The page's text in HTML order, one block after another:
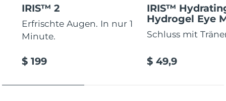
IRIS™ 2
Erfrischte Augen. In nur 1
Minute.
$ 199
IRIS™
Hydrogel Eye
Schluss mit
$ 49,9